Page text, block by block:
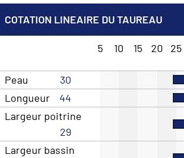
COTATION LINEAIRE DU TAUREAU
5 10 15 20 25
Peau
30
Longueur
44
Largeur poitrine
29
Largeur bassin